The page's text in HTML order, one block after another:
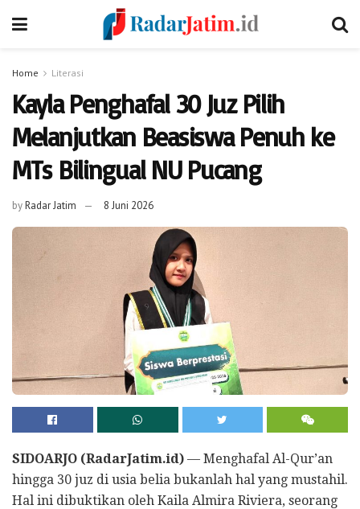
Home Literasi
Kayla Penghafal 30 Juz Pilih
Melanjutkan Beasiswa Penuh ke
MTs Bilingual NU Pucang
byRadar Jatim 8 Juni 2026
SIDOARJO (RadarJatim.id) — Menghafal Al-Qur’an
hingga 30 juz di usia belia bukanlah hal yang mustahil.
Hal ini dibuktikan oleh Kaila Almira Riviera, seorang